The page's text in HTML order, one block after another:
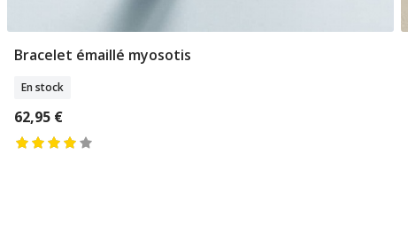
Ajouter Au Panier
Bracelet émaillé myosotis
En stock
62,95 €